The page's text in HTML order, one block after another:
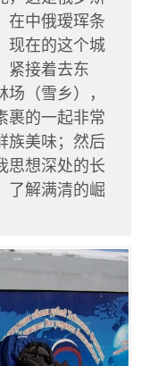
在中俄瑷珲条
现在的这个城
紧接着去东
（雪乡），
裹的一起非常
族美味；然后
思想深处的长
了解满清的崛